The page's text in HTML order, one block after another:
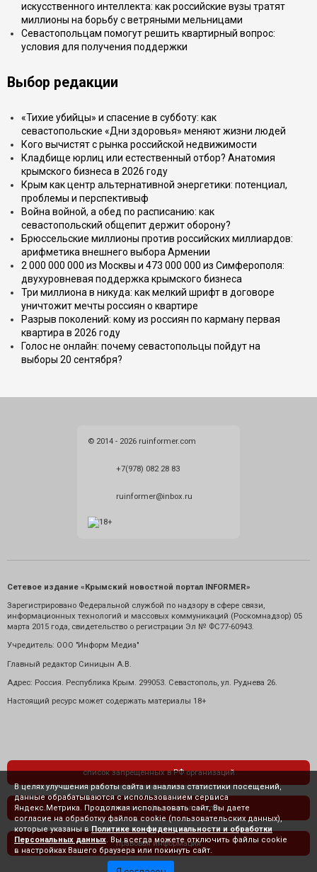
искусственного интеллекта: как российские вузы тратят
миллионы на борьбу с ветряными мельницами
Севастопольцам помогут решить квартирный вопрос:
условия для получения поддержки
Выбор редакции
«Тихие убийцы» и спасение в субботу: как
севастопольские «Дни здоровья» меняют жизни людей
Кого вычистят с рынка российской недвижимости
Кладбище юрлиц или естественный отбор? Анатомия
крымского бизнеса в 2026 году
Крым как центр альтернативной энергетики: потенциал,
проблемы и перспективыф
Война войной, а обед по расписанию: как
севастопольский общепит держит оборону?
Брюссельские миллионы против российских миллиардов:
арифметика внешнего выбора Армении
2 000 000 000 из Москвы и 473 000 000 из Симферополя:
двухуровневая поддержка крымского бизнеса
Три миллиона в никуда: как мелкий шрифт в договоре
уничтожит мечты россиян о квартире
Разрыв поколений: кому из россиян по карману первая
квартира в 2026 году
Голос не онлайн: почему севастопольцы пойдут на
выборы 20 сентября?
© 2014 - 2026 ruinformer.com
+7(978) 082 28 83
ruinformer@inbox.ru
Сетевое издание «Крымский новостной портал INFORMER»
Зарегистрировано Федеральной службой по надзору в сфере связи,
информационных технологий и массовых коммуникаций (Роскомнадзор) 05
марта 2015 года, свидетельство о регистрации Эл № ФС77-60943.
Учредитель: ООО "Информ Медиа"
Главный редактор Синицын А.В.
Адрес: Россия. Республика Крым. 299053. Севастополь, ул. Руднева 26.
Настоящий ресурс может содержать материалы 18+
список запрещенных в РФ организаций
политика конфиденциальности
правовая информация
В целях улучшения работы сайта и анализа статистики посещений,
данные обрабатываются с использованием сервиса
Яндекс.Метрика. Продолжая использовать сайт, Вы даете
согласие на обработку файлов cookie (пользовательских данных),
которые указаны в Политике конфиденциальности и обработки
Персональных данных . Вы всегда можете отключить файлы cookie
в настройках Вашего браузера или покинуть сайт.